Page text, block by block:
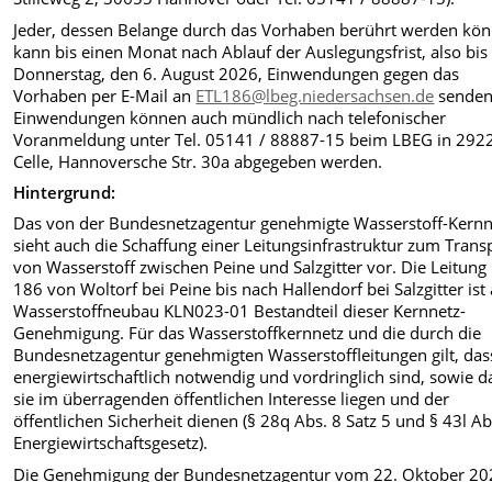
Jeder, dessen Belange durch das Vorhaben berührt werden
kann bis einen Monat nach Ablauf der Auslegungsfrist, also bis
Donnerstag, den 6. August 2026, Einwendungen gegen das
Vorhaben per E-Mail an ETL186@lbeg.niedersachsen.de
Einwendungen können auch mündlich nach telefonischer
Voranmeldung unter Tel. 05141 / 88887-15 beim LBEG in
Celle, Hannoversche Str. 30a abgegeben werden.
Hintergrund:
Das von der Bundesnetzagentur genehmigte Wasserstoff-
sieht auch die Schaffung einer Leitungsinfrastruktur zum
von Wasserstoff zwischen Peine und Salzgitter vor. Die Leitung
186 von Woltorf bei Peine bis nach Hallendorf bei Salzgitter ist
Wasserstoffneubau KLN023-01 Bestandteil dieser Kernnetz-
Genehmigung. Für das Wasserstoffkernnetz und die durch die
Bundesnetzagentur genehmigten Wasserstoffleitungen gilt,
energiewirtschaftlich notwendig und vordringlich sind, sowie
sie im überragenden öffentlichen Interesse liegen und der
öffentlichen Sicherheit dienen (§ 28q Abs. 8 Satz 5 und § 43l
Energiewirtschaftsgesetz).
Die Genehmigung der Bundesnetzagentur vom 22. Oktober